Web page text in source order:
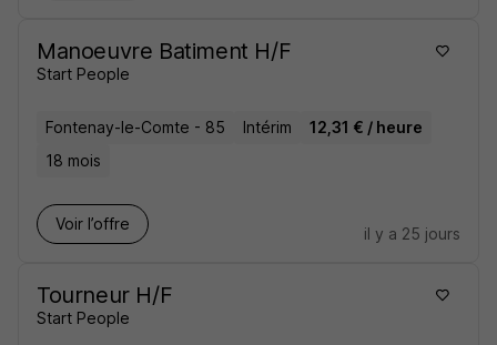
Manoeuvre Batiment H/F
Start People
Fontenay-le-Comte - 85 Intérim
12,31 € / heure
18 mois
Voir l’offre
il y a 25 jours
Tourneur H/F
Start People